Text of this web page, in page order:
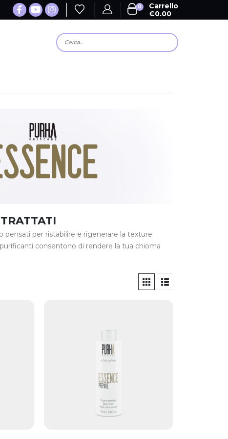
0
Carrello
€0.00
per ristabilire e rigenerare la texture
consentono di rendere la tua chioma